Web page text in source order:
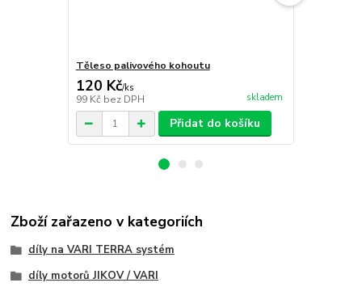
Těleso palivového kohoutu
120 Kč/ks
99 Kč bez DPH skladem
Přidat do košíku
Zboží zařazeno v kategoriích
díly na VARI TERRA systém
díly motorů JIKOV / VARI